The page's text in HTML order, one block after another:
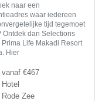
naar een
waar iedereen
tijd tegemoet
Ontdek dan Selections
Prima Life Makadi Resort
Hier
vanaf €467
Hotel
Rode Zee